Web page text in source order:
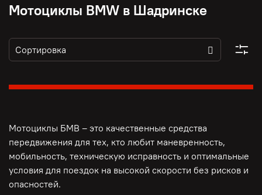
Мотоциклы BMW в Шадринске
Мотоциклы БМВ – это качественные средства
передвижения для тех, кто любит маневренность,
мобильность, техническую исправность и оптимальные
условия для поездок на высокой скорости без рисков и
опасностей.